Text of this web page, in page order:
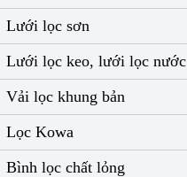
Lưới lọc sơn
Lưới lọc keo, lưới lọc nước
Vải lọc khung bản
Lọc Kowa
Bình lọc chất lỏng